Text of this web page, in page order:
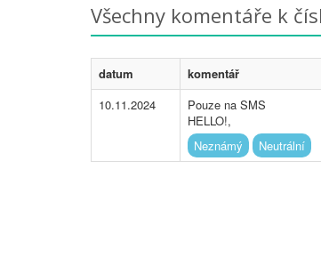
Všechny komentáře k
datum
komentář
10.11.2024
Pouze na SMS
HELLO!,
Neznámý
Neutrální